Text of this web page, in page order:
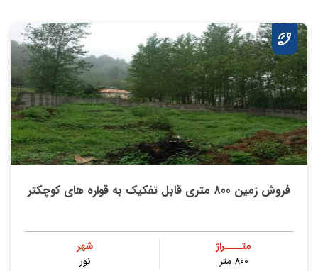
فروش زمین 800 متری قابل تفکیک به قواره های کوچکتر
متــــراژ
800 متر
شهر
نور